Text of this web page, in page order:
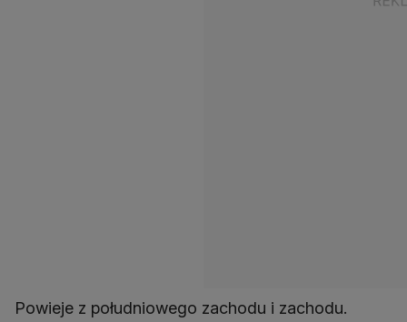
Powieje z południowego zachodu i zachodu.